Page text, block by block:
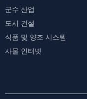
군수 산업
도시 건설
식품 및 양조 시스템
사물 인터넷